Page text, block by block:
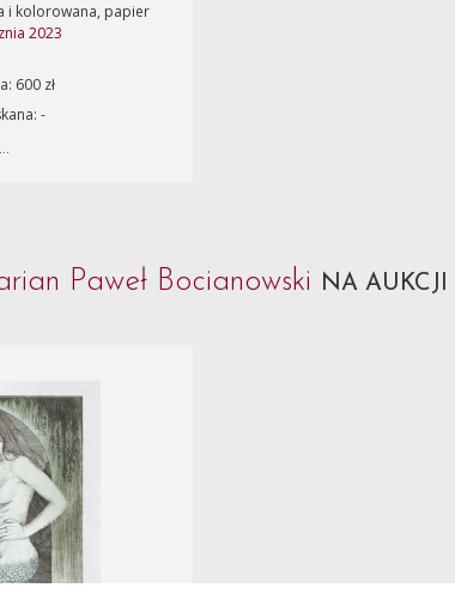
i kolorowana, papier
2023
600 zł
-
Paweł Bocianowski NA AUKCJI